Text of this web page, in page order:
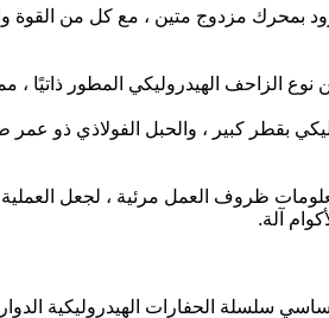
بمحرك مزدوج متين ، مع كل من
الهيدروليكي المطور ذاتيًا ، مما يجعل
بقطر كبير ، والحبل الفولاذي ذو
ظروف العمل مرئية ، لجعل
آلة.
سلسلة الحفارات الهيدروليكية